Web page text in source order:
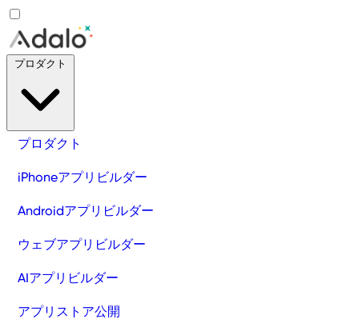
プロダクト
iPhoneアプリビルダー
Androidアプリビルダー
ウェブアプリビルダー
AIアプリビルダー
アプリストア公開